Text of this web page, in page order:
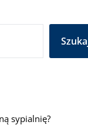
sypialnię?